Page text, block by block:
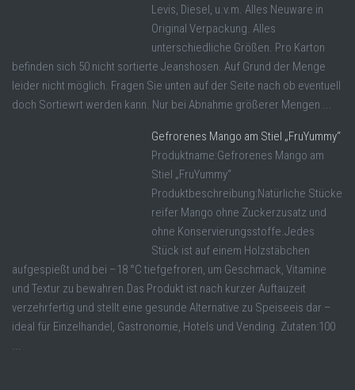
Levis, Diesel, u.v.m. Alles Neuware in
Original Verpackung. Alles
unterschiedliche Größen. Pro Karton
befinden sich 50 nicht sortierte Jeanshosen. Auf Grund der Menge
leider nicht möglich. Fragen Sie unten auf der Seite nach ob eventuell
doch Sortiewrt werden kann. Nur bei Abnahme größerer Mengen ...
Gefrorenes Mango am Stiel „FruYummy“
Produktname:Gefrorenes Mango am
Stiel „FruYummy“
Produktbeschreibung:Natürliche Stücke
reifer Mango ohne Zuckerzusatz und
ohne Konservierungsstoffe.Jedes
Stück ist auf einem Holzstäbchen
aufgespießt und bei –18 °C tiefgefroren, um Geschmack, Vitamine
und Textur zu bewahren.Das Produkt ist nach kurzer Auftauzeit
verzehrfertig und stellt eine gesunde Alternative zu Speiseeis dar –
ideal für Einzelhandel, Gastronomie, Hotels und Vending. Zutaten:100
...